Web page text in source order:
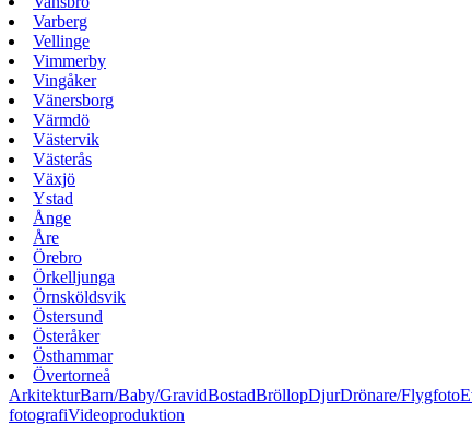
Varberg
Vellinge
Vimmerby
Vingåker
Vänersborg
Värmdö
Västervik
Västerås
Växjö
Ystad
Ånge
Åre
Örebro
Örkelljunga
Örnsköldsvik
Östersund
Österåker
Östhammar
Övertorneå
ArkitekturBarn/Baby/GravidBostadBröllopDjurDrönare/Flygfoto
fotografiVideoproduktion